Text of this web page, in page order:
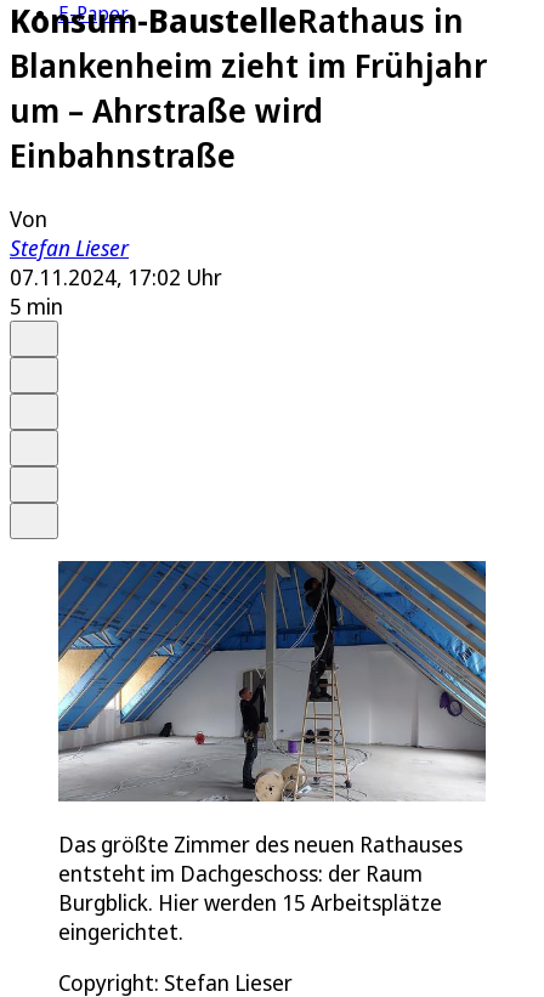
E-Paper
Konsum-BaustelleRathaus in
Blankenheim zieht im Frühjahr
um – Ahrstraße wird
Einbahnstraße
Von
Stefan Lieser
07.11.2024, 17:02 Uhr
5 min
Das größte Zimmer des neuen Rathauses
entsteht im Dachgeschoss: der Raum
Burgblick. Hier werden 15 Arbeitsplätze
eingerichtet.
Copyright: Stefan Lieser